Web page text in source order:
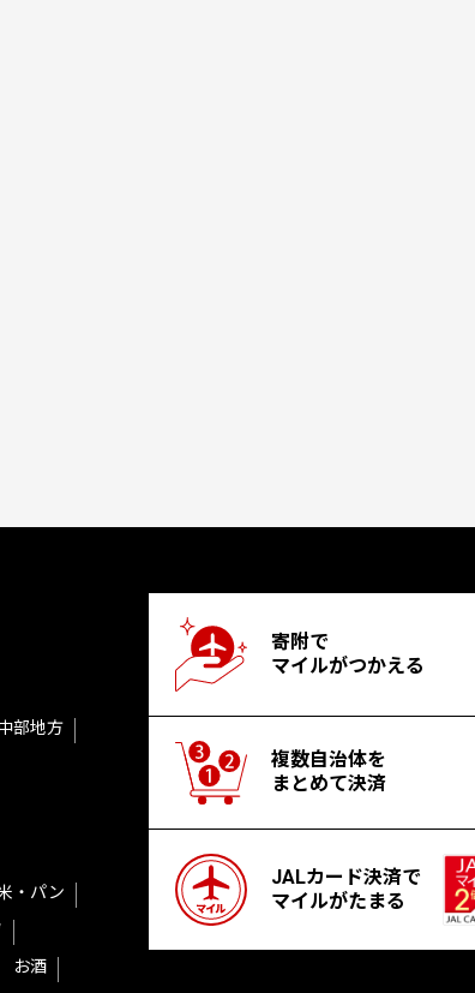
部地方
・パン
お酒
寄附で
マイルがつかえる
複数自治体を
まとめて決済
JALカード決済で
マイルがたまる